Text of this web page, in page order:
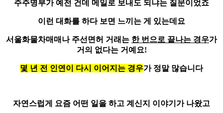
주주명부가 예전 건데 메일로 보내도 되냐는 질문이었죠
이런 대화를 하다 보면 느끼는 게 있는데요
서울화물차매매나 주선면허 거래는 한 번으로 끝나는 경우가
거의 없다는 거예요!
몇 년 전 인연이 다시 이어지는 경우가 정말 많습니다
자연스럽게 요즘 어떤 일을 하고 계신지 이야기가 나왔고